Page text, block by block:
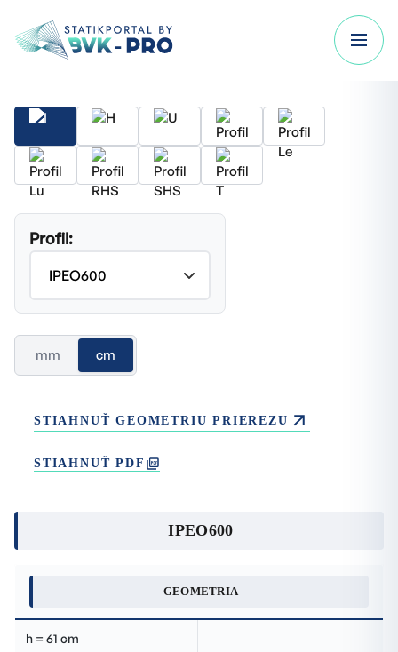
Profil:
mm cm
STIAHNUŤ GEOMETRIU PRIEREZU
STIAHNUŤ PDF
IPEO600
GEOMETRIA
h = 61 cm